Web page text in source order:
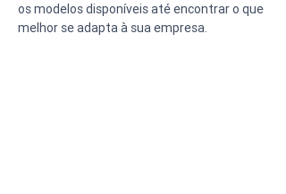
os modelos disponíveis até encontrar o que
melhor se adapta à sua empresa.